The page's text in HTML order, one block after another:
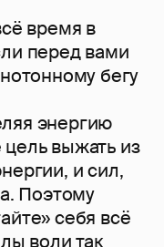
время в
перед вами
бегу
энергию
выжать из
и сил,
Поэтому
себя всё
воли так